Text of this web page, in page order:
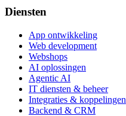
Diensten
App ontwikkeling
Web development
Webshops
AI oplossingen
Agentic AI
IT diensten & beheer
Integraties & koppelingen
Backend & CRM